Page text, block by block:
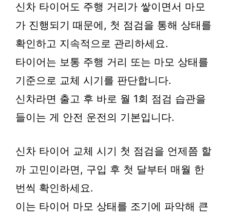
신차 타이어도 주행 거리가 쌓이면서 마모
가 진행되기 때문에, 첫 점검을 통해 상태를
확인하고 지속적으로 관리하세요.
타이어는 보통 주행 거리 또는 마모 상태를
기준으로 교체 시기를 판단합니다.
신차라면 출고 후 바로 월 1회 점검 습관을
들이는 게 안전 운전의 기본입니다.
신차 타이어 교체 시기 첫 점검을 언제쯤 할
까 고민이라면, 구입 후 첫 달부터 매월 한
번씩 확인하세요.
이는 타이어 마모 상태를 조기에 파악해 큰